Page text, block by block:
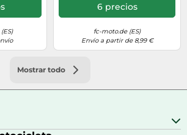
6 precios
fc-moto.de (ES)
Envío a partir de 8,99 €
Mostrar todo